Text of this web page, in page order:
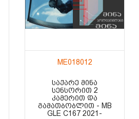
ME018012
ᲡᲐᲥᲐᲠᲔ ᲛᲘᲜᲐ
ᲡᲔᲜᲡᲝᲠᲘᲗ 2
ᲙᲐᲛᲔᲠᲘᲗ ᲓᲐ
ᲒᲐᲛᲐᲗᲑᲝᲑᲚᲘᲗ - MB
GLE C167 2021-